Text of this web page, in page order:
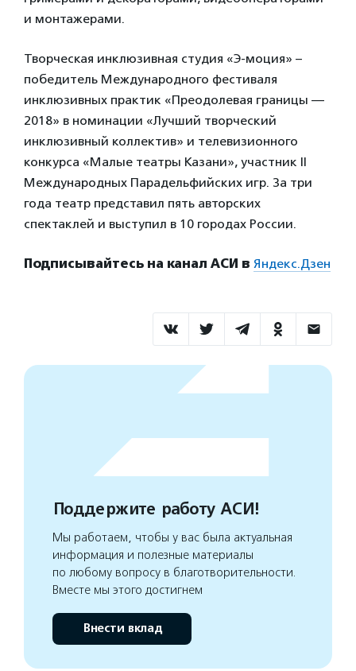
и монтажерами.
Творческая инклюзивная студия «Э-моция» –
победитель Международного фестиваля
инклюзивных практик «Преодолевая границы —
2018» в номинации «Лучший творческий
инклюзивный коллектив» и телевизионного
конкурса «Малые театры Казани», участник II
Международных Парадельфийских игр. За три
года театр представил пять авторских
спектаклей и выступил в 10 городах России.
Подписывайтесь на канал АСИ в Яндекс.Дзен
Поддержите работу АСИ!
Мы работаем, чтобы у вас была актуальная
информация и полезные материалы
по любому вопросу в благотворительности.
Вместе мы этого достигнем
Внести вклад